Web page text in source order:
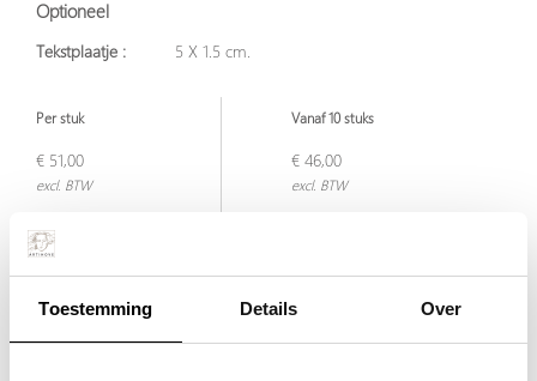
Toestemming Details Over
Optioneel
Tekstplaatje : 5 X 1.5 cm.
Per stuk Vanaf 10 stuks
€ 51,00
excl. BTW
€ 46,00
excl. BTW
€ 61,71
incl. BTW
Plaats in winkelwagen